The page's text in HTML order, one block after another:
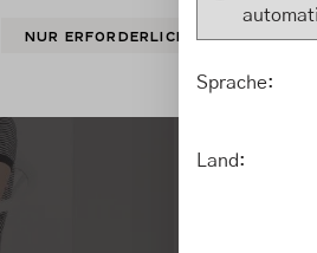
NUR ERFORDERLICHE
Sprache:
Land: